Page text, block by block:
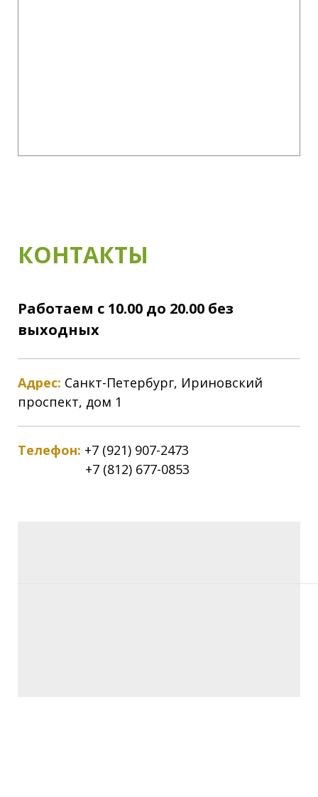
КОНТАКТЫ
Работаем с 10.00 до 20.00 без
выходных
Адрес: Санкт-Петербург, Ириновский
проспект, дом 1
Телефон: +7 (921) 907-2473
+7 (812) 677-0853